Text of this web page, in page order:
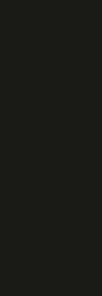
para
por
nos
o nosso